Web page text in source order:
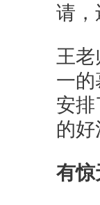
请，
王
一
安
的好
有惊